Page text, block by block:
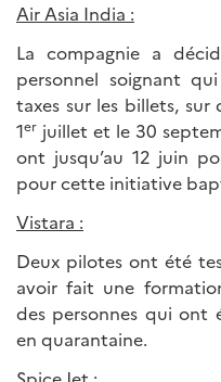
Air Asia India :
La compagnie a
personnel soignant
taxes sur les billets,
1er juillet et le 30
ont jusqu’au 12 juin
pour cette initiative
Vistara :
Deux pilotes ont été
avoir fait une
des personnes qui ont
en quarantaine.